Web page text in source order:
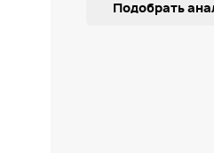
Подобрать